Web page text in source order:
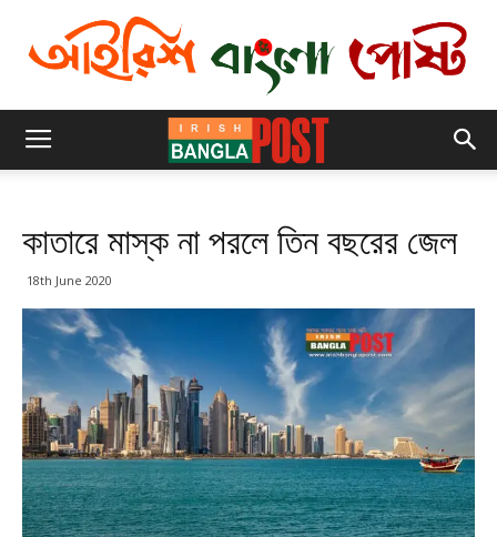
কাতারে মাস্ক না পরলে তিন বছরের জেল
18th June 2020